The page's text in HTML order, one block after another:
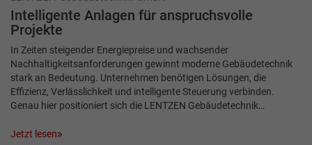
Intelligente Anlagen für anspruchsvolle
Projekte
In Zeiten steigender Energiepreise und wachsender
Nachhaltigkeitsanforderungen gewinnt moderne Gebäudetechnik
stark an Bedeutung. Unternehmen benötigen Lösungen, die
Effizienz, Verlässlichkeit und intelligente Steuerung verbinden.
Genau hier positioniert sich die LENTZEN Gebäudetechnik…
Jetzt lesen